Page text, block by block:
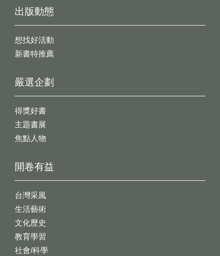
出版動態
想找好活動
新書特推薦
開卷有益
台灣采風
生活藝術
文化歷史
教育學習
社會/科學
嚴選企劃
得獎好書
主題書展
焦點人物